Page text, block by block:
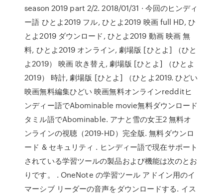
season 2019 part 2/2. 2018/01/31 · 今回のヒンディ
ー語 ひとよ2019 フル, ひとよ2019 映画 full HD, ひ
とよ2019 ダウンロード, ひとよ2019 動画 映画 無
料, ひとよ2019 オンライン, 劇場版 [ひとよ] （ひと
よ2019） 映画 吹き替え, 劇場版 [ひとよ] （ひとよ
2019） 時計, 劇場版 [ひとよ] （ひとよ2019. ひどい
映画無料編集ひどい 映画無料オンラインredditヒ
ンディー語でAbominable movie無料ダウンロード
タミル語でAbominable. アナと雪の女王2 無料オ
ンラインの視聴（2019-HD）完全版. 無料ダウンロ
ード & セキュリティ . ヒンディー語で現在サポート
されている学習ツールの製品および機能は次のとお
りです。 . OneNote の学習ツール アドイン用のイ
マーシブ リーダーの音声をダウンロードする. イス